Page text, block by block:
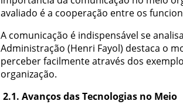
avaliado éa cooperação entre os
A comunicação é indispensável se
Administração (Henri Fayol) destaca o
perceberfacilmenteatravés dos
organização.
2.1. AvançosdasTecnologias no Meio